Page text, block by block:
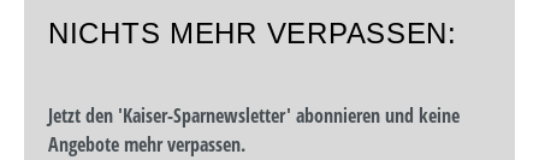
NICHTS MEHR VERPASSEN:
Jetzt den 'Kaiser-Sparnewsletter' abonnieren und keine
Angebote mehr verpassen.